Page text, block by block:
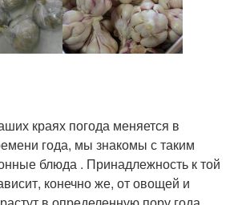
краях погода меняется в
года, мы знакомы с таким
блюда . Принадлежность к той
конечно же, от овощей и